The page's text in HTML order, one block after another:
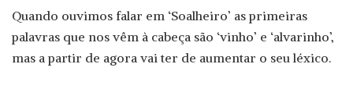
Quando ouvimos falar em ‘Soalheiro’ as primeiras
palavras que nos vêm à cabeça são ‘vinho’ e ‘alvarinho’,
mas a partir de agora vai ter de aumentar o seu léxico.